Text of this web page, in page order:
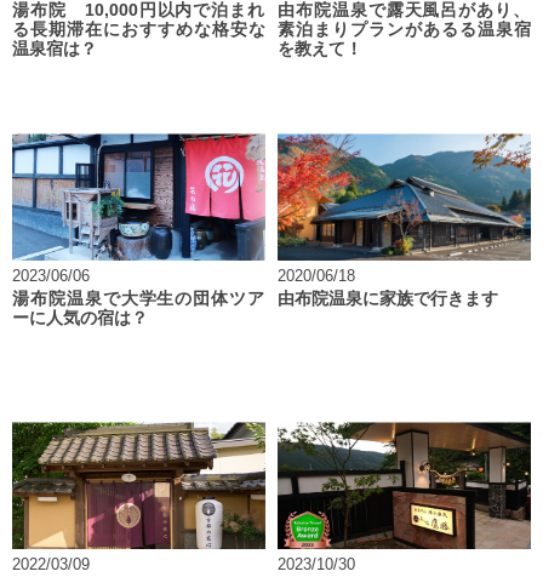
湯布院 10,000円以内で泊まれ
る長期滞在におすすめな格安な
温泉宿は？
由布院温泉で露天風呂があり、
素泊まりプランがあるる温泉宿
を教えて！
2023/06/06
湯布院温泉で大学生の団体ツア
ーに人気の宿は？
2020/06/18
由布院温泉に家族で行きます
2022/03/09
2023/10/30